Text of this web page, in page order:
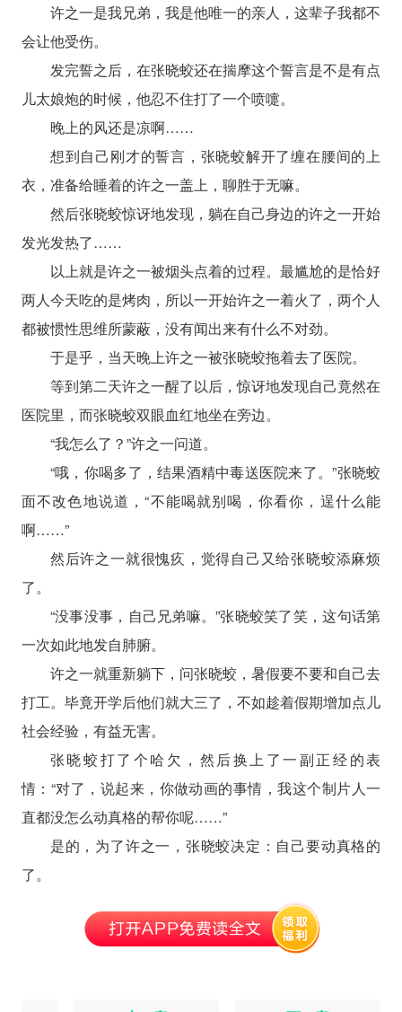
许之一是我兄弟，我是他唯一的亲人，这辈子我都不
会让他受伤。
发完誓之后，在张晓蛟还在揣摩这个誓言是不是有点
儿太娘炮的时候，他忍不住打了一个喷嚏。
晚上的风还是凉啊……
想到自己刚才的誓言，张晓蛟解开了缠在腰间的上
衣，准备给睡着的许之一盖上，聊胜于无嘛。
然后张晓蛟惊讶地发现，躺在自己身边的许之一开始
发光发热了……
以上就是许之一被烟头点着的过程。最尴尬的是恰好
两人今天吃的是烤肉，所以一开始许之一着火了，两个人
都被惯性思维所蒙蔽，没有闻出来有什么不对劲。
于是乎，当天晚上许之一被张晓蛟拖着去了医院。
等到第二天许之一醒了以后，惊讶地发现自己竟然在
医院里，而张晓蛟双眼血红地坐在旁边。
“我怎么了？”许之一问道。
“哦，你喝多了，结果酒精中毒送医院来了。”张晓蛟
面不改色地说道，“不能喝就别喝，你看你，逞什么能
啊……”
然后许之一就很愧疚，觉得自己又给张晓蛟添麻烦
了。
“没事没事，自己兄弟嘛。”张晓蛟笑了笑，这句话第
一次如此地发自肺腑。
许之一就重新躺下，问张晓蛟，暑假要不要和自己去
打工。毕竟开学后他们就大三了，不如趁着假期增加点儿
社会经验，有益无害。
张晓蛟打了个哈欠，然后换上了一副正经的表
情：“对了，说起来，你做动画的事情，我这个制片人一
直都没怎么动真格的帮你呢……”
是的，为了许之一，张晓蛟决定：自己要动真格的
了。